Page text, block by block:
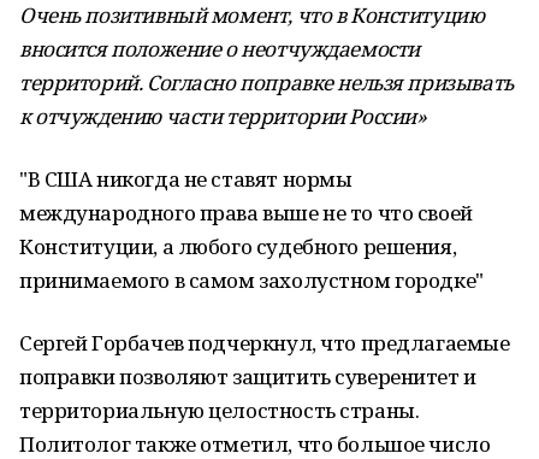
Очень позитивный момент, что в Конституцию
вносится положение о неотчуждаемости
территорий. Согласно поправке нельзя призывать
к отчуждению части территории России»
"В США никогда не ставят нормы
международного права выше не то что своей
Конституции, а любого судебного решения,
принимаемого в самом захолустном городке"
Сергей Горбачев подчеркнул, что предлагаемые
поправки позволяют защитить суверенитет и
территориальную целостность страны.
Политолог также отметил, что большое число